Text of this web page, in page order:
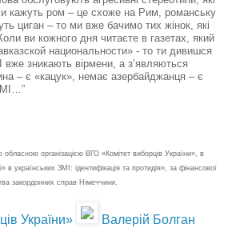
кажуть ром – це схоже на Рим, романську
циган – то ми вже бачимо тих жінок, які
ви кожного дня читаєте в газетах, який
национальности» - то ти дивишся
зникають вірмени, а з’являються
– є «кацук», немає азербайджанця – є
організацією ВГО «Комітет виборців України», в
в українських ЗМІ: ідентифікація та протидія», за фінансової
закордонних справ Німеччини.
України» Валерій Болган